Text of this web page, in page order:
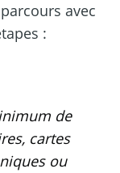
avec
:
de
cartes
ou